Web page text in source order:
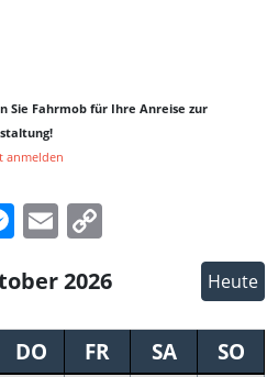
Sie Fahrmob für Ihre Anreise zur
anmelden
Messenger
Email
2026 Heute
DO FR SA SO